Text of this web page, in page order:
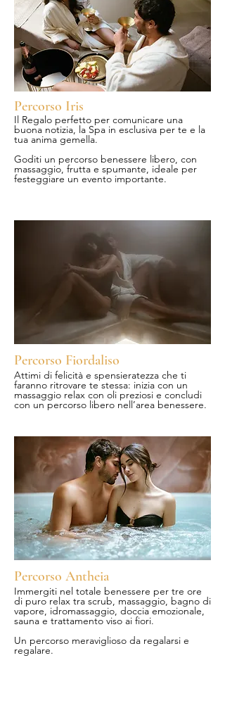
Percorso Iris
Il Regalo perfetto per comunicare una
buona notizia, la Spa in esclusiva per te e la
tua anima gemella.
Goditi un percorso benessere libero, con
massaggio, frutta e spumante, ideale per
festeggiare un evento importante.
Percorso Fiordaliso
Attimi di felicità e spensieratezza che ti
faranno ritrovare te stessa: inizia con un
massaggio relax con oli preziosi e concludi
con un percorso libero nell’area benessere.
Percorso Antheia
Immergiti nel totale benessere per tre ore
di puro relax tra scrub, massaggio, bagno di
vapore, idromassaggio, doccia emozionale,
sauna e trattamento viso ai fiori.
Un percorso meraviglioso da regalarsi e
regalare.